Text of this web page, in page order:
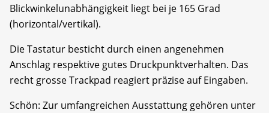
Blickwinkelunabhängigkeit liegt bei je 165 Grad
(horizontal/vertikal).
Die Tastatur besticht durch einen angenehmen
Anschlag respektive gutes Druckpunktverhalten. Das
recht grosse Trackpad reagiert präzise auf Eingaben.
Schön: Zur umfangreichen Ausstattung gehören unter